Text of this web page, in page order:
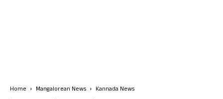
Home Mangalorean News Kannada News